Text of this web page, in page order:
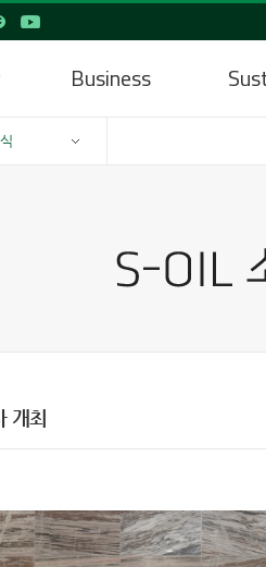
Business
개최